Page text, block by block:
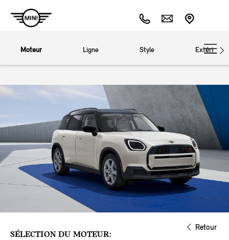
Moteur Ligne Style Extérieur
Retour
SÉLECTION DU MOTEUR: